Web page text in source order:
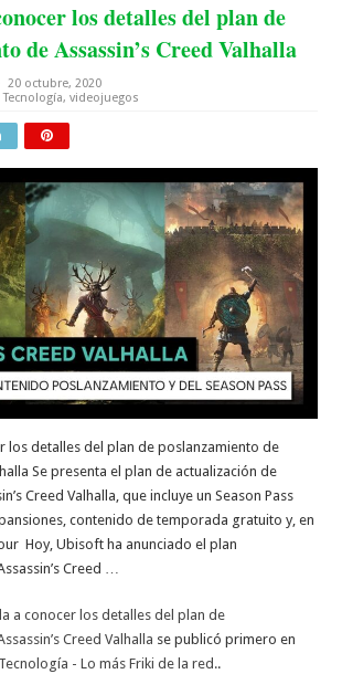
los detalles del plan de
de Assassin’s Creed Valhalla
20 octubre, 2020
Tecnología,videojuegos
los detalles del plan de poslanzamiento de
Se presenta el plan de actualización de
Creed Valhalla, que incluye un Season Pass
contenido de temporada gratuito y, en
Hoy, Ubisoft ha anunciado el plan
Creed …
a conocer los detalles del plan de
Creed Valhalla se publicó primero en
- Lo más Friki de la red..